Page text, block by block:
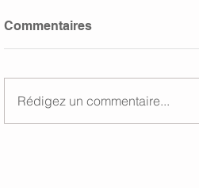
Commentaires
Rédigez un commentaire...